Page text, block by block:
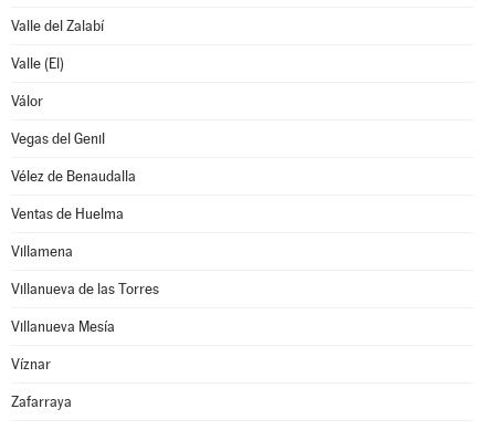
Valle del Zalabí
Valle (El)
Válor
Vegas del Genil
Vélez de Benaudalla
Ventas de Huelma
Villamena
Villanueva de las Torres
Villanueva Mesía
Víznar
Zafarraya